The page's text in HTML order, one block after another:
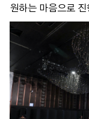
원하는 마음으로 진